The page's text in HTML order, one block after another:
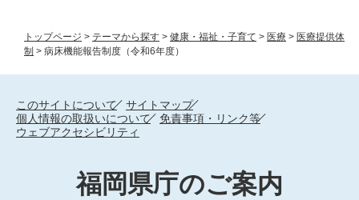
トップページ > テーマから探す > 健康・福祉・子育て > 医療 > 医療提供体
制 > 病床機能報告制度（令和6年度）
このサイトについて
サイトマップ
個人情報の取扱いについて
免責事項・リンク等
ウェブアクセシビリティ
福岡県庁のご案内